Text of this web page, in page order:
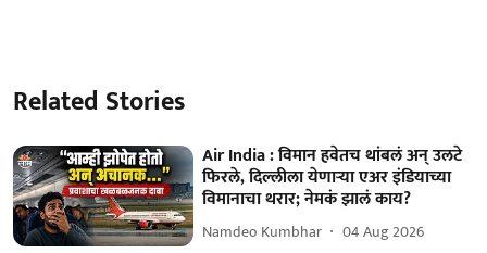
Related Stories
Air India : विमान हवेतच थांबलं अन् उलटे
फिरले, दिल्लीला येणाऱ्या एअर इंडियाच्या
विमानाचा थरार; नेमकं झालं काय?
Namdeo Kumbhar 04 Aug 2026